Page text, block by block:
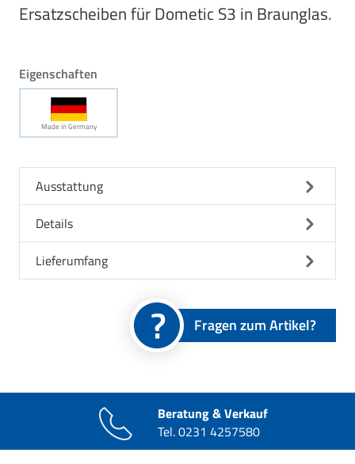
Ersatzscheiben für Dometic S3 in Braunglas.
Eigenschaften
Made in Germany
Ausstattung
Details
Lieferumfang
Fragen zum Artikel?
Beratung & Verkauf
Tel.0231 4257580